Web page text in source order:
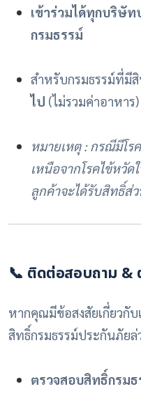
เข้าร่วมได้ทุกบริษั
กรมธรรม์
สำหรับกรมธรรม์ที่มี
ไป (ไม่รวมค่าอาหาร)
หมายเหตุ : กรณีมีโร
เหนือจากโรคไข้หวัด
ลูกค้าจะได้รับสิทธิ์ส่
📞 ติดต่อสอบถาม &
หากคุณมีข้อสงสัยเกี่ยวกั
สิทธิ์กรมธรรม์ประกันภัย
ตรวจสอบสิทธิ์กรมธ